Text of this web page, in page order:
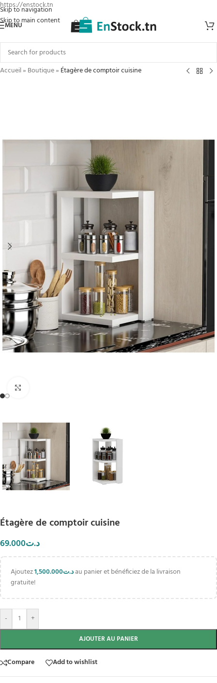
https://enstock.tn
Skip to navigation
Skip to main content
MENU
Accueil» Boutique» Étagère de comptoir cuisine
Étagère de comptoir cuisine
د.ت69.000
Ajoutez د.ت1,500.000
au panier et bénéficiez de la livraison
gratuite!
- +
AJOUTER AU PANIER
Compare Add to wishlist